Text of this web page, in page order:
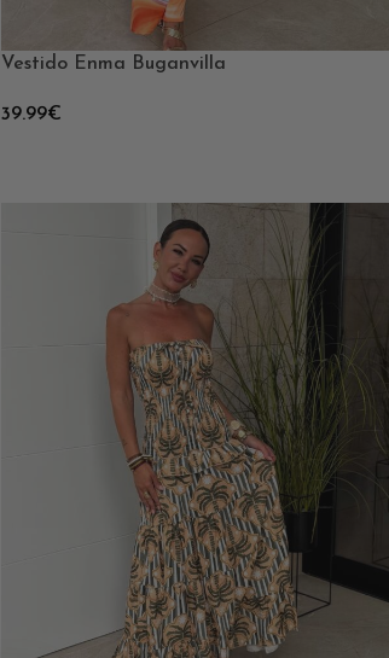
Vestido Enma Buganvilla
39.99€